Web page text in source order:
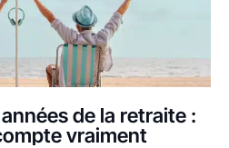
de la retraite :
vraiment